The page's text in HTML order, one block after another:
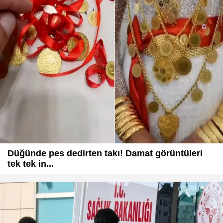
Düğünde pes dedirten takı! Damat görüntüleri
tek tek in...